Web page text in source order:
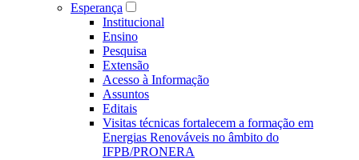
Esperança
Institucional
Ensino
Pesquisa
Extensão
Acesso à Informação
Assuntos
Editais
Visitas técnicas fortalecem a formação em
Energias Renováveis no âmbito do
IFPB/PRONERA